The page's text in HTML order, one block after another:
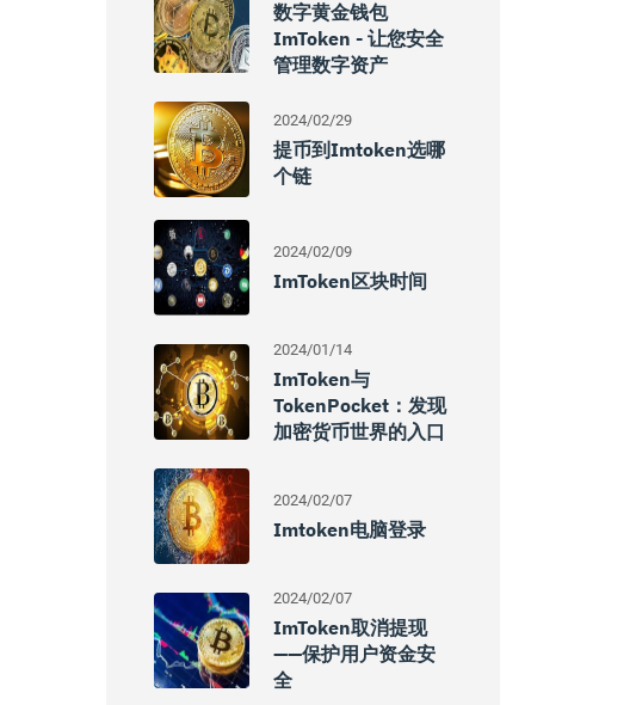
数字黄金钱包
ImToken - 让您安全
管理数字资产
2024/02/29
提币到imtoken选哪
个链
2024/02/09
ImToken区块时间
2024/01/14
ImToken与
TokenPocket：发现
加密货币世界的入口
2024/02/07
Imtoken电脑登录
2024/02/07
ImToken取消提现
——保护用户资金安
全